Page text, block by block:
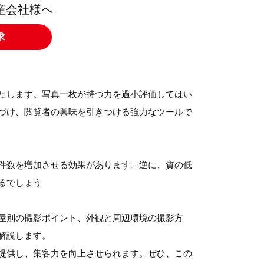
会社様へ
します。写真一枚が持つ力を過小評価してはい
け、閲覧者の興味を引きつける強力なツールで
数を増加させる効果があります。逆に、質の低
でしょう
別の撮影ポイント、外観と周辺環境の撮影方
します。
供し、集客力を向上させられます。ぜひ、この